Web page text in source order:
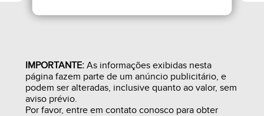
IMPORTANTE:As informações exibidas nesta
página fazem parte de um anúncio publicitário, e
podem ser alteradas, inclusive quanto ao valor, sem
aviso prévio.
Por favor, entre em contato conosco para obter